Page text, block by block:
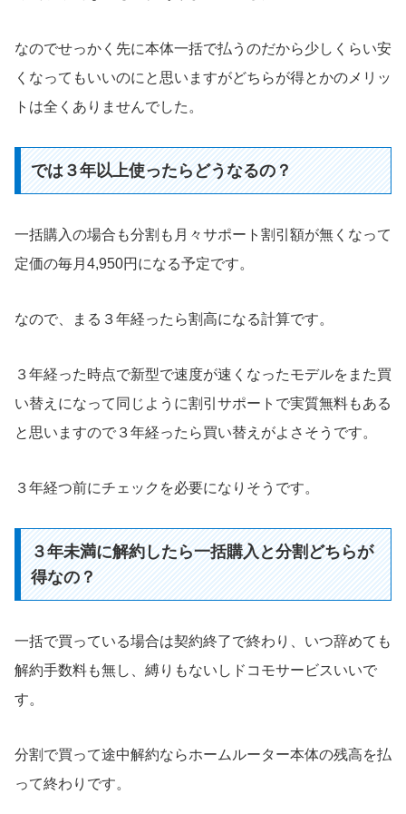
なのでせっかく先に本体一括で払うのだから少しくらい安
くなってもいいのにと思いますがどちらが得とかのメリッ
トは全くありませんでした。
では３年以上使ったらどうなるの？
一括購入の場合も分割も月々サポート割引額が無くなって
定価の毎月4,950円になる予定です。
なので、まる３年経ったら割高になる計算です。
３年経った時点で新型で速度が速くなったモデルをまた買
い替えになって同じように割引サポートで実質無料もある
と思いますので３年経ったら買い替えがよさそうです。
３年経つ前にチェックを必要になりそうです。
３年未満に解約したら一括購入と分割どちらが
得なの？
一括で買っている場合は契約終了で終わり、いつ辞めても
解約手数料も無し、縛りもないしドコモサービスいいで
す。
分割で買って途中解約ならホームルーター本体の残高を払
って終わりです。